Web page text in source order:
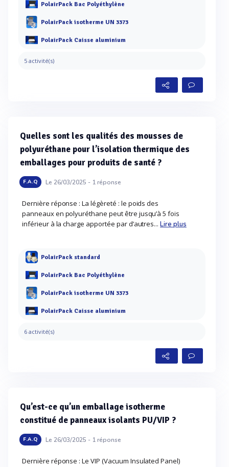
PolairPack Bac Polyéthylène
PolairPack isotherme UN 3373
PolairPack Caisse aluminium
5 activité(s)
Quelles sont les qualités des mousses de
polyuréthane pour l’isolation thermique des
emballages pour produits de santé ?
F.A.Q Le 26/03/2025 - 1réponse
Dernière réponse : La légèreté : le poids des
panneaux en polyuréthane peut être jusqu’à 5 fois
inférieur à la charge apportée par d’autres...Lire plus
PolairPack standard
PolairPack Bac Polyéthylène
PolairPack isotherme UN 3373
PolairPack Caisse aluminium
6 activité(s)
Qu’est-ce qu’un emballage isotherme
constitué de panneaux isolants PU/VIP ?
F.A.Q Le 26/03/2025 - 1réponse
Dernière réponse : Le VIP (Vacuum Insulated Panel)